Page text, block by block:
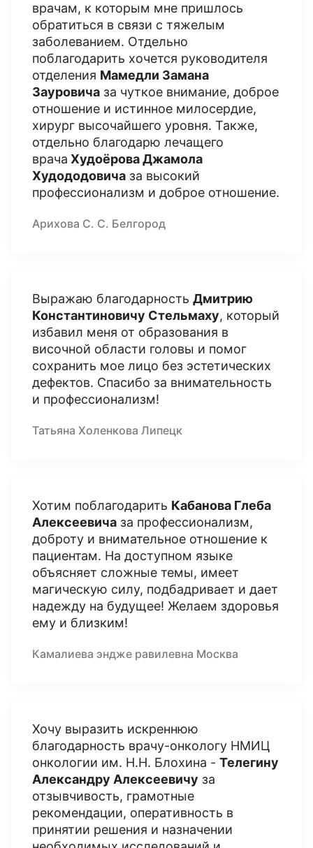
врачам, к которым мне пришлось
обратиться в связи с тяжелым
заболеванием. Отдельно
поблагодарить хочется руководителя
отделения Мамедли Замана
Зауровича за чуткое внимание, доброе
отношение и истинное милосердие,
хирург высочайшего уровня. Также,
отдельно благодарю лечащего
врача ХудоёроваДжамола
Худододовича за высокий
профессионализм и доброе отношение.
Арихова С. С. Белгород
Выражаю благодарность Дмитрию
Константиновичу Стельмаху, который
избавил меня от образования в
височной области головы и помог
сохранить мое лицо без эстетических
дефектов. Спасибо за внимательность
и профессионализм!
Татьяна Холенкова Липецк
Хотим поблагодарить Кабанова Глеба
Алексеевича за профессионализм,
доброту и внимательное отношение к
пациентам. На доступном языке
объясняет сложные темы, имеет
магическую силу, подбадривает и дает
надежду на будущее! Желаем здоровья
ему и близким!
Камалиева эндже равилевна Москва
Хочу выразить искреннюю
благодарность врачу-онкологу НМИЦ
онкологии им. Н.Н. Блохина - Телегину
Александру Алексеевичу за
отзывчивость, грамотные
рекомендации, оперативность в
принятии решения и назначении